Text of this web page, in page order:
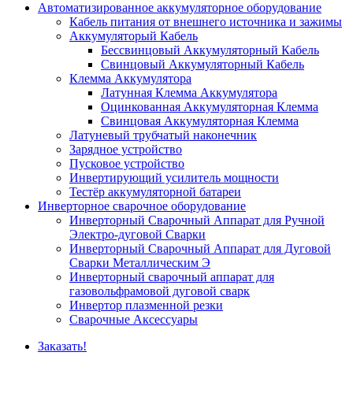
Автоматизированное аккумуляторное оборудование
Кабель питания от внешнего источника и зажимы
Аккумуляторый Кабель
Бессвинцовый Аккумуляторный Кабель
Свинцовый Аккумуляторный Кабель
Клемма Аккумулятора
Латунная Клемма Аккумулятора
Оцинкованная Аккумуляторная Клемма
Свинцовая Аккумуляторная Клемма
Латуневый трубчатый наконечник
Зарядное устройство
Пусковое устройство
Инвертирующий усилитель мощности
Тестёр аккумуляторной батареи
Инверторное сварочное оборудование
Инверторный Сварочный Аппарат для Ручной
Электро-дуговой Сварки
Инверторный Сварочный Аппарат для Дуговой
Сварки Металлическим Э
Инверторный сварочный аппарат для
газовольфрамовой дуговой сварк
Инвертор плазменной резки
Сварочные Аксессуары
Заказать!